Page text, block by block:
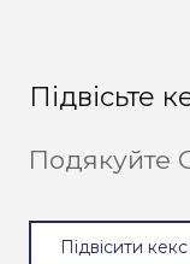
Підвісьте
Подякуйте
Підвісити кекс